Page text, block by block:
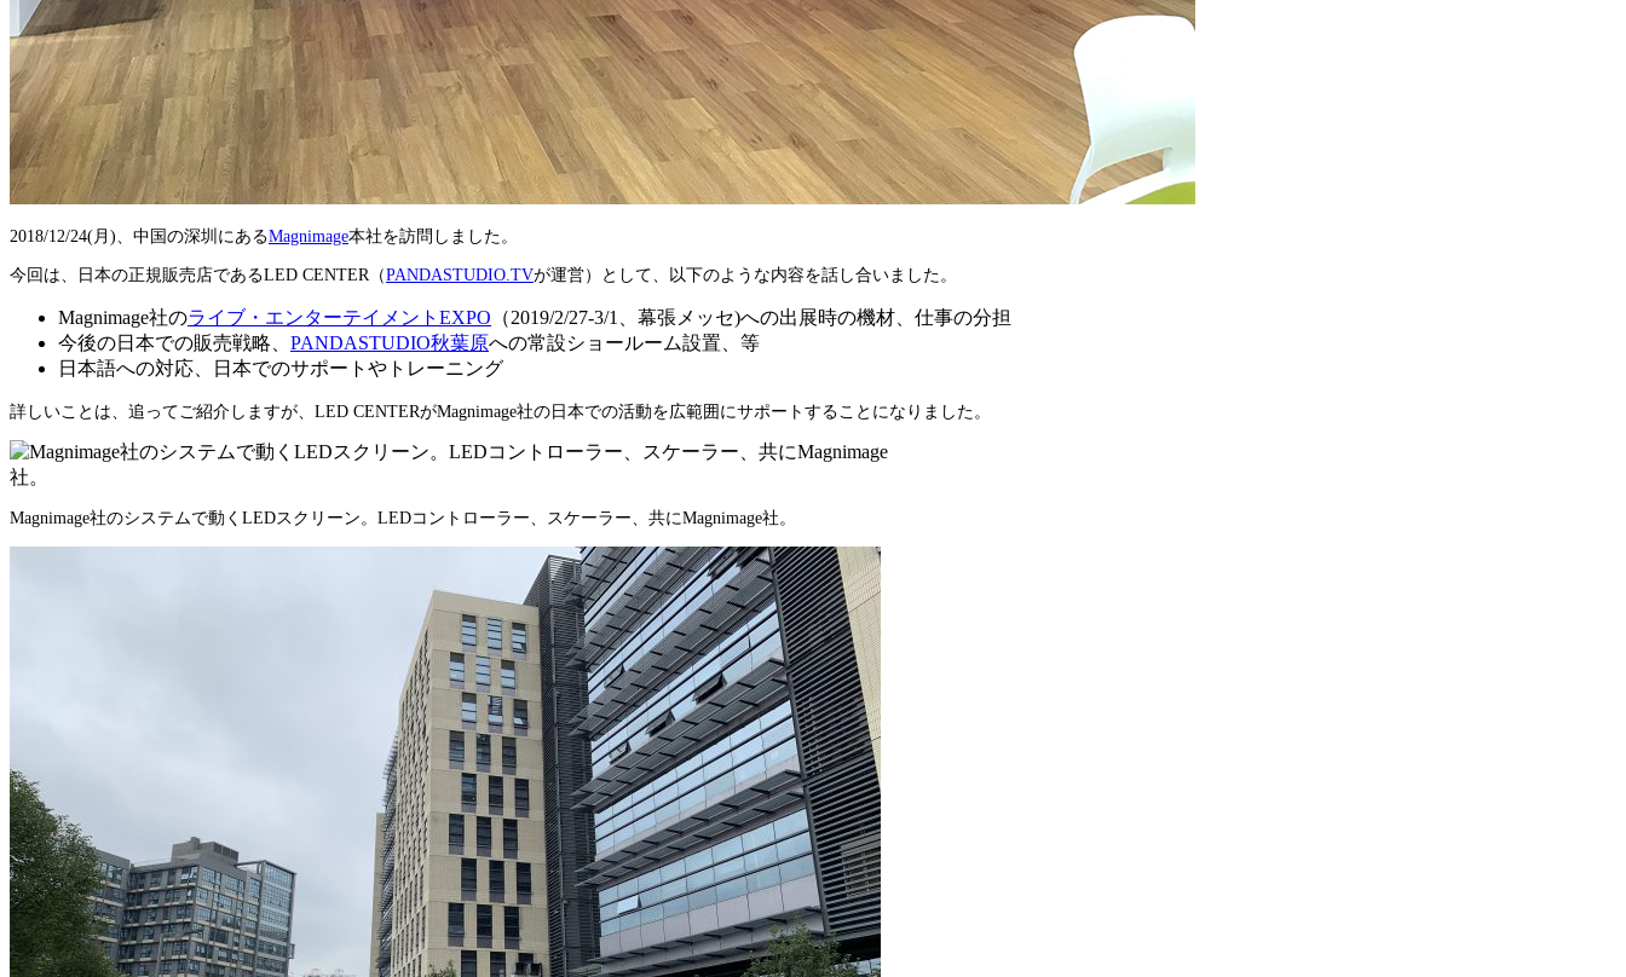
2018/12/24(月)、中国の深圳にあるMagnimage本社を訪問しました。
今回は、日本の正規販売店であるLED CENTER（PANDASTUDIO.TVが運営）として、以下のような内容を話し合いました。
Magnimage社のライブ・エンターテイメントEXPO （2019/2/27-3/1、幕張メッセ)への出展時の機材、仕事の分担
今後の日本での販売戦略、 PANDASTUDIO秋葉原への常設ショールーム設置、等
日本語への対応、日本でのサポートやトレーニング
詳しいことは、追ってご紹介しますが、LED CENTERがMagnimage社の日本での活動を広範囲にサポートすることになりました。
Magnimage社のシステムで動くLEDスクリーン。LEDコントローラー、スケーラー、共にMagnimage社。